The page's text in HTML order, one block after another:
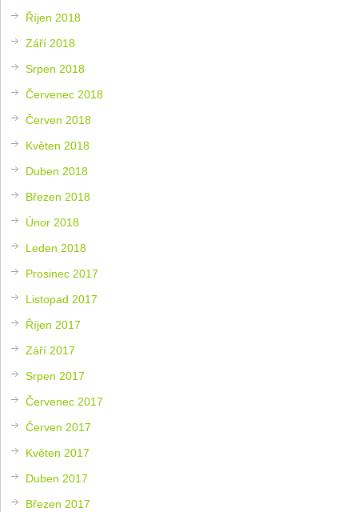
Říjen 2018
Září 2018
Srpen 2018
Červenec 2018
Červen 2018
Květen 2018
Duben 2018
Březen 2018
Únor 2018
Leden 2018
Prosinec 2017
Listopad 2017
Říjen 2017
Září 2017
Srpen 2017
Červenec 2017
Červen 2017
Květen 2017
Duben 2017
Březen 2017